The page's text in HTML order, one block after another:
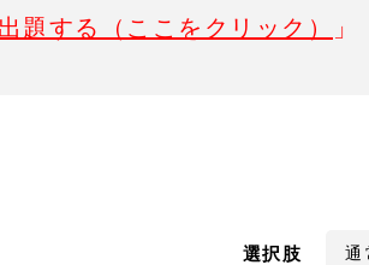
題する（ここをクリック）
選択肢